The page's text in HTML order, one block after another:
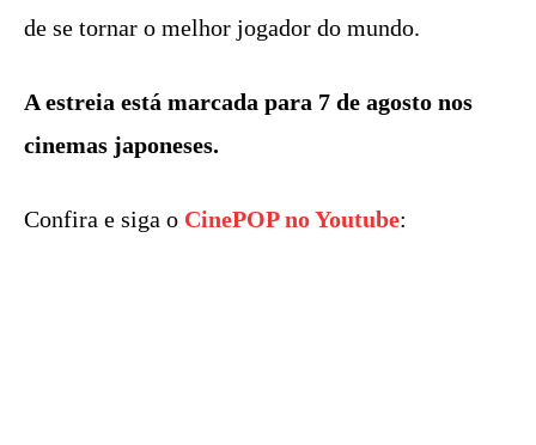
de se tornar o melhor jogador do mundo.
A estreia está marcada para 7 de agosto nos
cinemas japoneses.
Confira e siga o CinePOP no Youtube: